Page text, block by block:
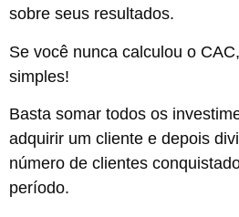
sobre seus resultados.
Se você nunca calculou o
simples!
Basta somar todos os
adquirir um cliente e depois
número de clientes
período.